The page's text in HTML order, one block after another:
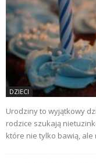
DZIECI
Urodziny to wyjątkowy
rodzice szukają
które nie tylko bawią, ale